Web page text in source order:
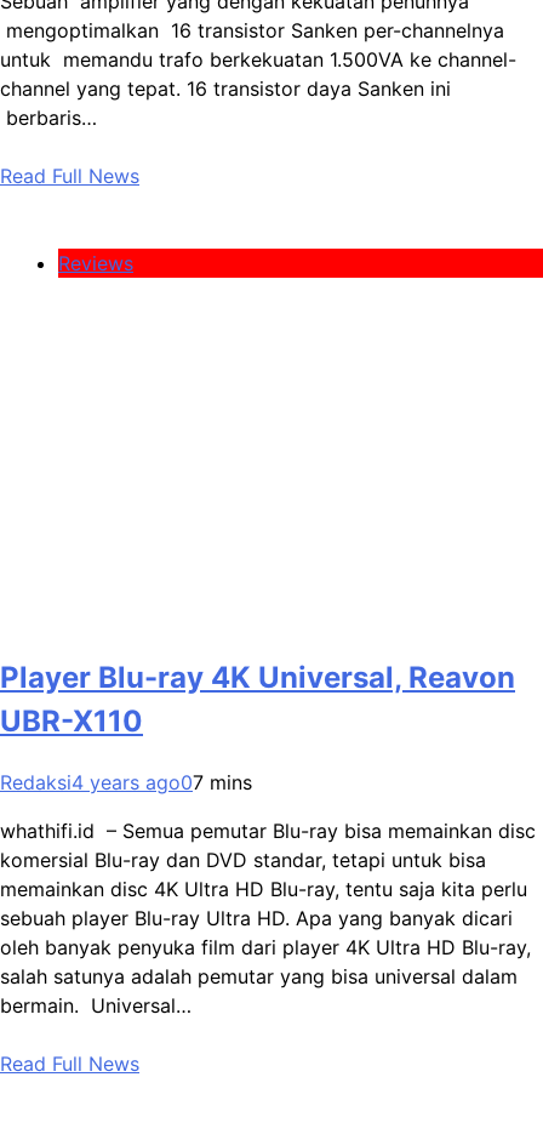
mengoptimalkan 16 transistor Sanken per-channelnya
untuk memandu trafo berkekuatan 1.500VA ke channel-
channel yang tepat. 16 transistor daya Sanken ini
berbaris…
Read Full News
Reviews
Player Blu-ray 4K Universal, Reavon
UBR-X110
Redaksi4 years ago07 mins
whathifi.id – Semua pemutar Blu-ray bisa memainkan disc
komersial Blu-ray dan DVD standar, tetapi untuk bisa
memainkan disc 4K Ultra HD Blu-ray, tentu saja kita perlu
sebuah player Blu-ray Ultra HD. Apa yang banyak dicari
oleh banyak penyuka film dari player 4K Ultra HD Blu-ray,
salah satunya adalah pemutar yang bisa universal dalam
bermain. Universal…
Read Full News